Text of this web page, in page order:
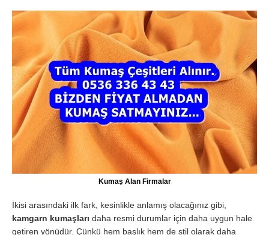
Kumaş Alan Firmalar
İkisi arasındaki ilk fark, kesinlikle anlamış olacağınız gibi,
kamgarn kumaşları daha resmi durumlar için daha uygun hale
getiren yönüdür. Çünkü hem başlık hem de stil olarak daha